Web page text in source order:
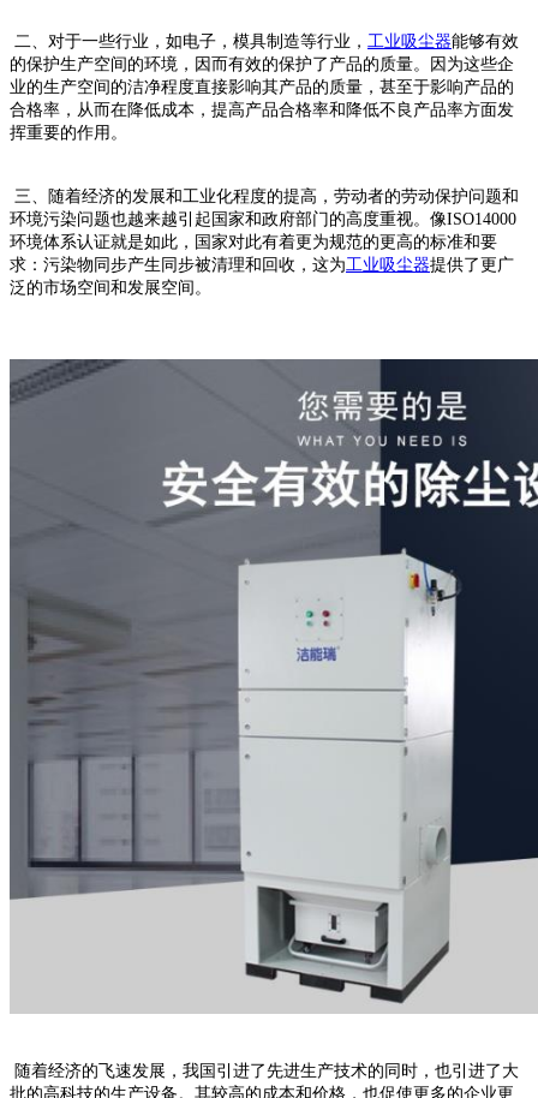
二、对于一些行业，如电子，模具制造等行业， 工业吸尘器能够有效
的保护生产空间的环境，因而有效的保护了产品的质量。因为这些企
业的生产空间的洁净程度直接影响其产品的质量，甚至于影响产品的
合格率，从而在降低成本，提高产品合格率和降低不良产品率方面发
挥重要的作用。
三、随着经济的发展和工业化程度的提高，劳动者的劳动保护问题和
环境污染问题也越来越引起国家和政府部门的高度重视。像ISO14000
环境体系认证就是如此，国家对此有着更为规范的更高的标准和要
求：污染物同步产生同步被清理和回收，这为工业吸尘器提供了更广
泛的市场空间和发展空间。
随着经济的飞速发展，我国引进了先进生产技术的同时，也引进了大
批的高科技的生产设备。其较高的成本和价格，也促使更多的企业更